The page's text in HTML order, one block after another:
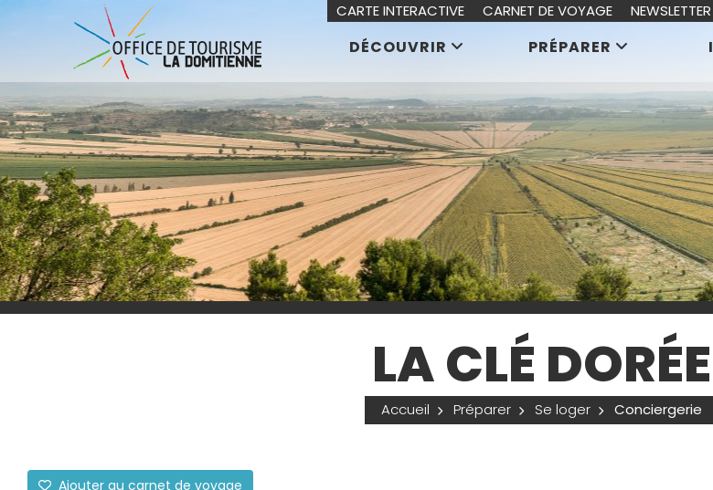
LA CLÉ DORÉE
Accueil Préparer Se loger Conciergerie
Ajouter au carnet de voyage
DÉCOUVRIR PRÉPARER
CARTE INTERACTIVE CARNET DE VOYAGE NEWSLETTER